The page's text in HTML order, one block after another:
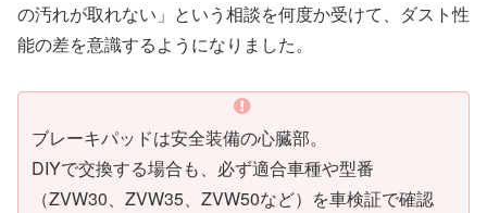
の汚れが取れない」という相談を何度か受けて、ダスト性
能の差を意識するようになりました。
ブレーキパッドは安全装備の心臓部。
DIYで交換する場合も、必ず適合車種や型番
（ZVW30、ZVW35、ZVW50など）を車検証で確認